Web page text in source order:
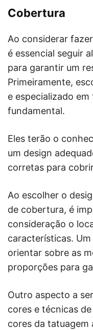
Cobertura
Ao considerar
é essencial seguir
para garantir um
Primeiramente,
e especializado
fundamental.
Eles terão o
um design
corretas para
Ao escolher o
de cobertura, é
consideração o
características.
orientar sobre as
proporções para
Outro aspecto a
cores e técnicas
cores da tatuagem